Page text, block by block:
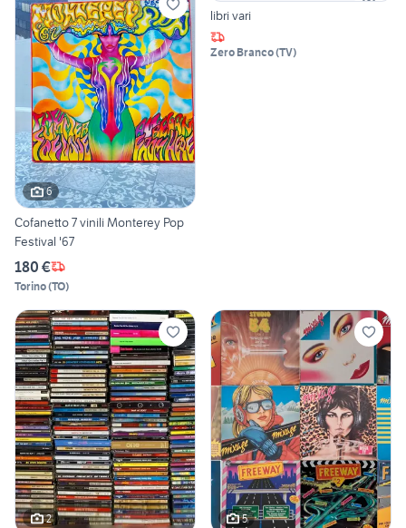
6
Cofanetto 7 vinili Monterey Pop
Festival '67
180 €
Torino(TO)
libri vari
Zero Branco(TV)
2 5